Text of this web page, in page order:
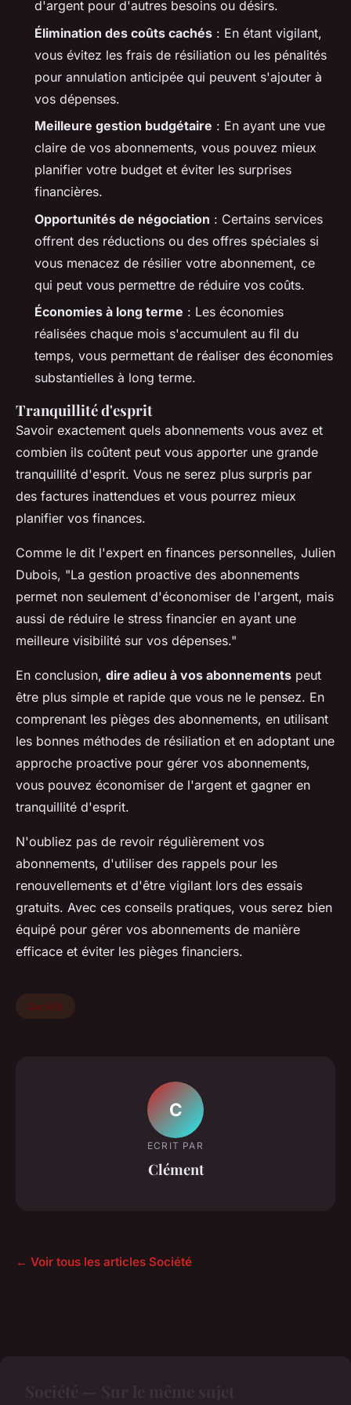
d'argent pour d'autres besoins ou désirs.
Élimination des coûts cachés : En étant vigilant,
vous évitez les frais de résiliation ou les pénalités
pour annulation anticipée qui peuvent s'ajouter à
vos dépenses.
Meilleure gestion budgétaire : En ayant une vue
claire de vos abonnements, vous pouvez mieux
planifier votre budget et éviter les surprises
financières.
Opportunités de négociation : Certains services
offrent des réductions ou des offres spéciales si
vous menacez de résilier votre abonnement, ce
qui peut vous permettre de réduire vos coûts.
Économies à long terme : Les économies
réalisées chaque mois s'accumulent au fil du
temps, vous permettant de réaliser des économies
substantielles à long terme.
Tranquillité d'esprit
Savoir exactement quels abonnements vous avez et
combien ils coûtent peut vous apporter une grande
tranquillité d'esprit. Vous ne serez plus surpris par
des factures inattendues et vous pourrez mieux
planifier vos finances.
Comme le dit l'expert en finances personnelles, Julien
Dubois, "La gestion proactive des abonnements
permet non seulement d'économiser de l'argent, mais
aussi de réduire le stress financier en ayant une
meilleure visibilité sur vos dépenses."
En conclusion, dire adieu à vos abonnements peut
être plus simple et rapide que vous ne le pensez. En
comprenant les pièges des abonnements, en utilisant
les bonnes méthodes de résiliation et en adoptant une
approche proactive pour gérer vos abonnements,
vous pouvez économiser de l'argent et gagner en
tranquillité d'esprit.
N'oubliez pas de revoir régulièrement vos
abonnements, d'utiliser des rappels pour les
renouvellements et d'être vigilant lors des essais
gratuits. Avec ces conseils pratiques, vous serez bien
équipé pour gérer vos abonnements de manière
efficace et éviter les pièges financiers.
Société
C
ECRIT PAR
Clément
← Voir tous les articles Société